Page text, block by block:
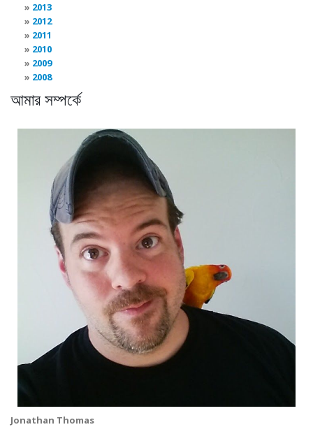
2013
2012
2011
2010
2009
2008
আমার সম্পর্কে
Jonathan Thomas